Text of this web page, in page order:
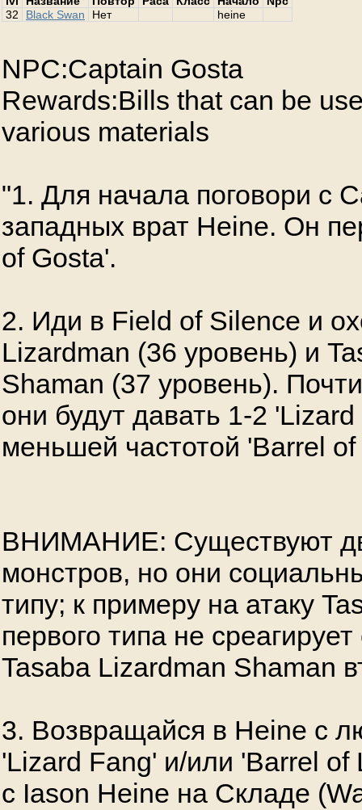
32
Black Swan Нет heine
NPC:Captain Gosta
Rewards:Bills that can be
various materials
"1. Для начала поговори с
западных врат Heine. Он
of Gosta'.
2. Иди в Field of Silence и
Lizardman (36 уровень) и
Shaman (37 уровень).
они будут давать 1-2
меньшей частотой 'Barrel
ВНИМАНИЕ: Существуют
монстров, но они
типу; к примеру на атаку
первого типа не
Tasaba Lizardman Shaman
3. Возвращайся в Heine с
'Lizard Fang' и/или 'Barrel of
с Iason Heine на Складе